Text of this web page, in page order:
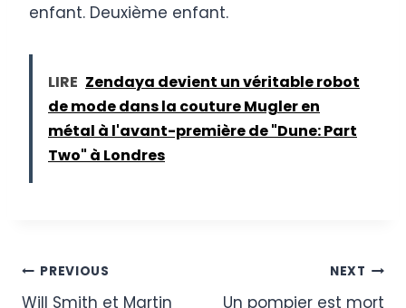
enfant. Deuxième enfant.
LIRE Zendaya devient un véritable robot
de mode dans la couture Mugler en
métal à l'avant-première de "Dune: Part
Two" à Londres
Post
PREVIOUS
Will Smith et Martin
NEXT
Un pompier est mort